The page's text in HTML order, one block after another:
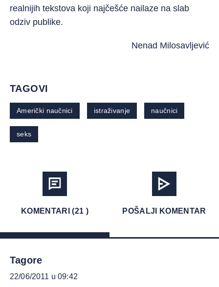
realnijih tekstova koji najčešće nailaze na slab
odziv publike.
Nenad Milosavljević
TAGOVI
Američki naučnici istraživanje naučnici
seks
KOMENTARI (21 ) POŠALJI KOMENTAR
Tagore
22/06/2011 u 09:42